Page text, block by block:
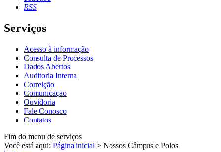
RSS
Serviços
Acesso à informação
Consulta de Processos
Dados Abertos
Auditoria Interna
Correição
Comunicação
Ouvidoria
Fale Conosco
Contatos
Fim do menu de serviços
Você está aqui: Página inicial > Nossos Câmpus e Polos